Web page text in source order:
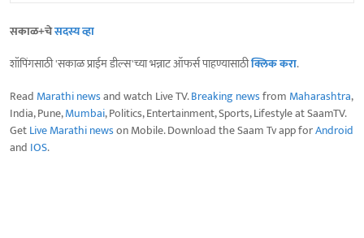
सकाळ+चेसदस्य व्हा
शॉपिंगसाठी 'सकाळ प्राईम डील्स'च्या भन्नाट ऑफर्स पाहण्यासाठीक्लिक करा.
Read Marathi newsand watch Live TV.Breaking newsfrom Maharashtra,
India, Pune,Mumbai, Politics, Entertainment, Sports, Lifestyle at SaamTV.
GetLive Marathi newson Mobile. Download the Saam Tv app forAndroid
and IOS.